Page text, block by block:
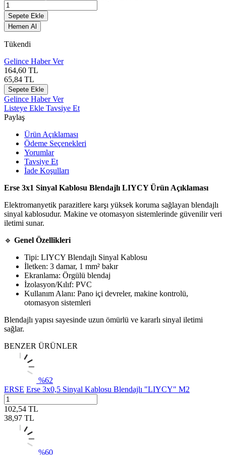
Sepete Ekle
Hemen Al
Tükendi
Gelince Haber Ver
164,60 TL
65,84 TL
Sepete Ekle
Gelince Haber Ver
Listeye Ekle Tavsiye Et
Paylaş
Ürün Açıklaması
Ödeme Seçenekleri
Yorumlar
Tavsiye Et
İade Koşulları
Erse 3x1 Sinyal Kablosu Blendajlı LIYCY Ürün Açıklaması
Elektromanyetik parazitlere karşı yüksek koruma sağlayan blendajlı
sinyal kablosudur. Makine ve otomasyon sistemlerinde güvenilir veri
iletimi sunar.
🔹 Genel Özellikleri
Tipi: LIYCY Blendajlı Sinyal Kablosu
İletken: 3 damar, 1 mm² bakır
Ekranlama: Örgülü blendaj
İzolasyon/Kılıf: PVC
Kullanım Alanı: Pano içi devreler, makine kontrolü,
otomasyon sistemleri
Blendajlı yapısı sayesinde uzun ömürlü ve kararlı sinyal iletimi
sağlar.
BENZER ÜRÜNLER
%62
ERSE Erse 3x0,5 Sinyal Kablosu Blendajlı "LIYCY" M2
102,54 TL
38,97 TL
%60